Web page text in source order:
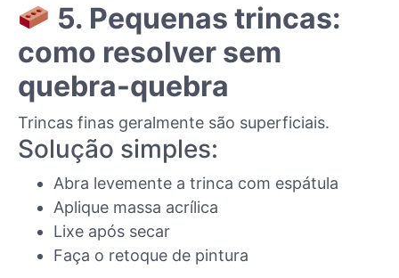
5. Pequenas trincas:
como resolver sem
quebra-quebra
Trincas finas geralmente são superficiais.
Solução simples:
Abra levemente a trinca com espátula
Aplique massa acrílica
Lixe após secar
Faça o retoque de pintura